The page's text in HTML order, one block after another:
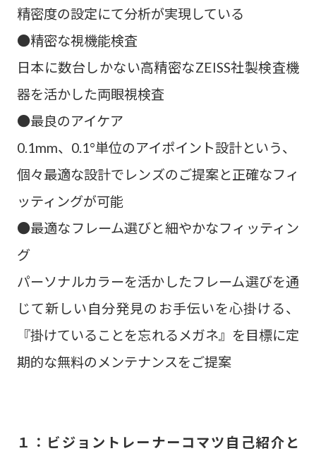
精密度の設定にて分析が実現している
●精密な視機能検査
日本に数台しかない高精密なZEISS社製検査機
器を活かした両眼視検査
●最良のアイケア
0.1mm、0.1°単位のアイポイント設計という、
個々最適な設計でレンズのご提案と正確なフィ
ッティングが可能
●最適なフレーム選びと細やかなフィッティン
グ
パーソナルカラーを活かしたフレーム選びを通
じて新しい自分発見のお手伝いを心掛ける、
『掛けていることを忘れるメガネ』を目標に定
期的な無料のメンテナンスをご提案
１：ビジョントレーナーコマツ自己紹介と